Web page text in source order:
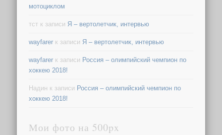
мотоциклом
тст к записи Я – вертолетчик, интервью
wayfarer к записи Я – вертолетчик, интервью
wayfarer к записи Россия – олимпийский чемпион по
хоккею 2018!
Надин к записи Россия – олимпийский чемпион по
хоккею 2018!
Мои фото на 500px